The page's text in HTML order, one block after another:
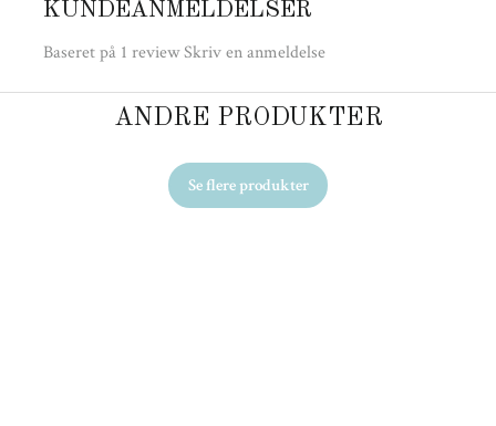
KUNDEANMELDELSER
Baseret på 1 reviewSkriv en anmeldelse
ANDRE PRODUKTER
Se flere produkter